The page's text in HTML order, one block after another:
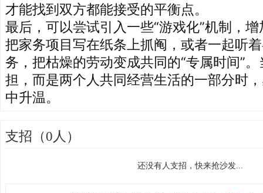
才能找到双方都能接受的平衡点。
最后，可以尝试引入一些“游戏化”机制，
把家务项目写在纸条上抓阄，或者一起听
务，把枯燥的劳动变成共同的“专属时间”
担，而是两个人共同经营生活的一部分时
中升温。
支招（0人）
还没有人支招，快来抢沙发...